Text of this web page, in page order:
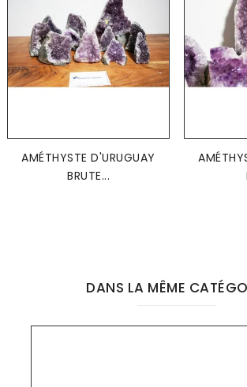
AMÉTHYSTE D'URUGUAY
BRUTE...
DANS LA MÊME